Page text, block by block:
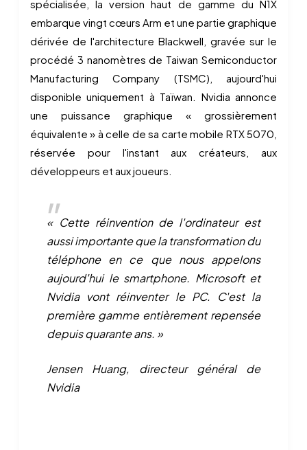
spécialisée, la version haut de gamme du N1X
embarque vingt cœurs Arm et une partie graphique
dérivée de l'architecture Blackwell, gravée sur le
procédé 3 nanomètres de Taiwan Semiconductor
Manufacturing Company (TSMC), aujourd'hui
disponible uniquement à Taïwan. Nvidia annonce
une puissance graphique « grossièrement
équivalente » à celle de sa carte mobile RTX 5070,
réservée pour l'instant aux créateurs, aux
développeurs et aux joueurs.
« Cette réinvention de l'ordinateur est
aussi importante que la transformation du
téléphone en ce que nous appelons
aujourd'hui le smartphone. Microsoft et
Nvidia vont réinventer le PC. C'est la
première gamme entièrement repensée
depuis quarante ans. »
Jensen Huang, directeur général de
Nvidia